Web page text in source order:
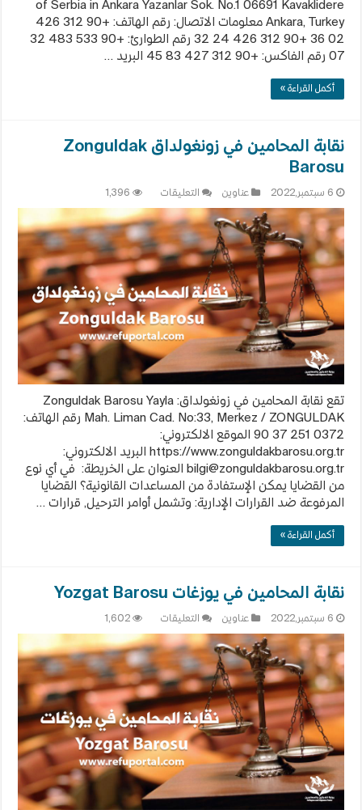
of Serbia in Ankara Yazanlar Sok. No.1 06691 Kavaklidere
Ankara, Turkey معلومات الاتصال: رقم الهاتف: +90 312 426
02 36 +90 312 426 24 32 رقم الطوارئ: +90 533 483 32
07 رقم الفاكس: +90 312 427 83 45 البريد …
أكمل القراءة »
نقابة المحامين في زونغولداق Zonguldak
Barosu
6 سبتمبر,2022 عناوين التعليقات
المحامين
زونغولداق
Zonguldak
Barosu
مغلقة
1,396
تقع نقابة المحامين في زونغولداق: Zonguldak Barosu Yayla
Mah. Liman Cad. No:33, Merkez / ZONGULDAK رقم الهاتف:
0372 251 37 90 الموقع الالكتروني:
https://www.zonguldakbarosu.org.tr البريد الالكتروني:
bilgi@zonguldakbarosu.org.tr
العنوان على الخريطة: في أي نوع
من القضايا يمكن الإستفادة من المساعدات القانونية؟ القضايا
المرفوعة ضد القرارات الإدارية: وتشمل أوامر الترحيل, قرارات …
أكمل القراءة »
نقابة المحامين في يوزغات Yozgat Barosu
6 سبتمبر,2022 عناوين التعليقات
المحامين
يوزغات
Yozgat
Barosu
مغلقة
1,602